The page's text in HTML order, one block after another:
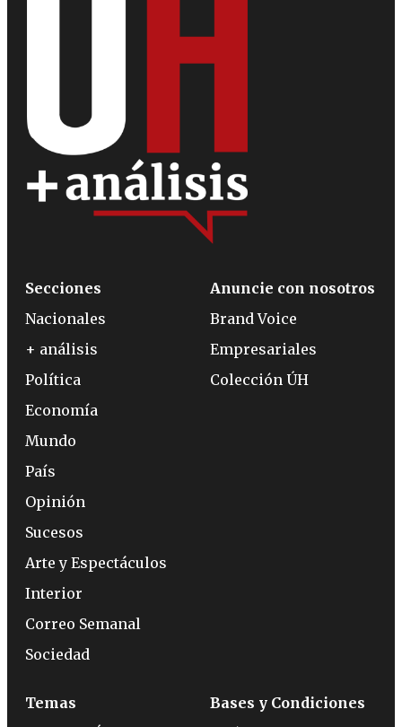
Secciones
Nacionales
+ análisis
Política
Economía
Mundo
País
Opinión
Sucesos
Arte y Espectáculos
Interior
Correo Semanal
Sociedad
Anuncie con nosotros
Brand Voice
Empresariales
Colección ÚH
Temas
Bases y Condiciones